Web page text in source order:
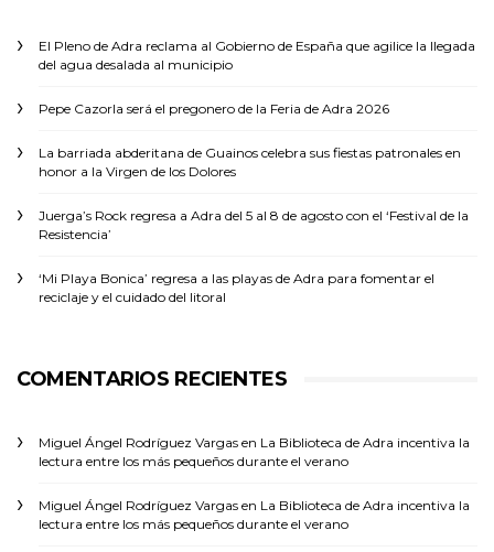
El Pleno de Adra reclama al Gobierno de España que agilice la llegada
del agua desalada al municipio
Pepe Cazorla será el pregonero de la Feria de Adra 2026
La barriada abderitana de Guainos celebra sus fiestas patronales en
honor a la Virgen de los Dolores
Juerga’s Rock regresa a Adra del 5 al 8 de agosto con el ‘Festival de la
Resistencia’
‘Mi Playa Bonica’ regresa a las playas de Adra para fomentar el
reciclaje y el cuidado del litoral
COMENTARIOS RECIENTES
Miguel Ángel Rodríguez Vargas en La Biblioteca de Adra incentiva la
lectura entre los más pequeños durante el verano
Miguel Ángel Rodríguez Vargas en La Biblioteca de Adra incentiva la
lectura entre los más pequeños durante el verano